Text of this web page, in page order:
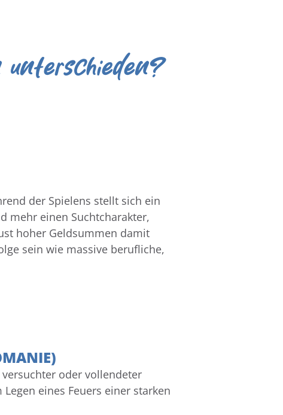
der Spielens stellt sich ein
mehr einen Suchtcharakter,
hoher Geldsummen damit
sein wie massive berufliche,
oder vollendeter
eines Feuers einer starken